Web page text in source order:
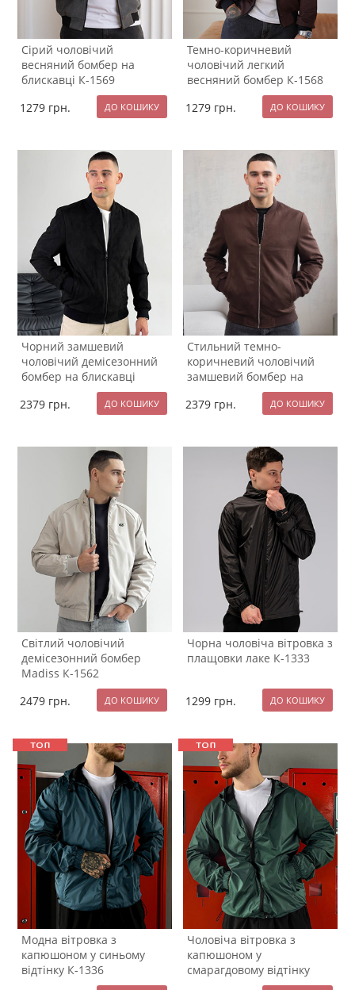
Сірий чоловічий
весняний бомбер на
блискавці К-1569
1279 грн.
Темно-коричневий
чоловічий легкий
весняний бомбер К-1568
1279 грн.
Чорний замшевий
чоловічий демісезонний
бомбер на блискавці
2379 грн.
Стильний темно-
коричневий чоловічий
замшевий бомбер на
2379 грн.
Світлий чоловічий
демісезонний бомбер
Madiss К-1562
2479 грн.
Чорна чоловіча вітровка з
плащовки лаке К-1333
1299 грн.
Модна вітровка з
капюшоном у синьому
відтінку К-1336
Чоловіча вітровка з
капюшоном у
смарагдовому відтінку